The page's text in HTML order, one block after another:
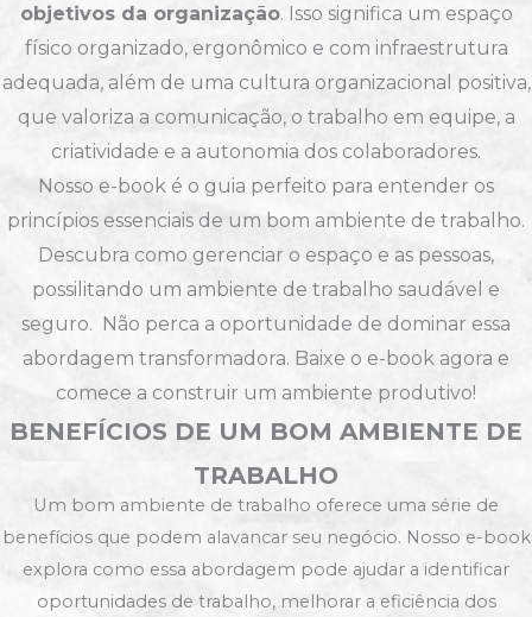
objetivos da organização. Isso significa um espaço
físico organizado, ergonômico e com infraestrutura
adequada, além de uma cultura organizacional positiva,
que valoriza a comunicação, o trabalho em equipe, a
criatividade e a autonomia dos colaboradores.
Nosso e-book é o guia perfeito para entender os
princípios essenciais de um bom ambiente de trabalho.
Descubra como gerenciar o espaço e as pessoas,
possilitando um ambiente de trabalho saudável e
seguro. Não perca a oportunidade de dominar essa
abordagem transformadora. Baixe o e-book agora e
comece a construir um ambiente produtivo!
BENEFÍCIOS DE UM BOM AMBIENTE DE
TRABALHO
Um bom ambiente de trabalho oferece uma série de
benefícios que podem alavancar seu negócio. Nosso e-book
explora como essa abordagem pode ajudar a identificar
oportunidades de trabalho, melhorar a eficiência dos